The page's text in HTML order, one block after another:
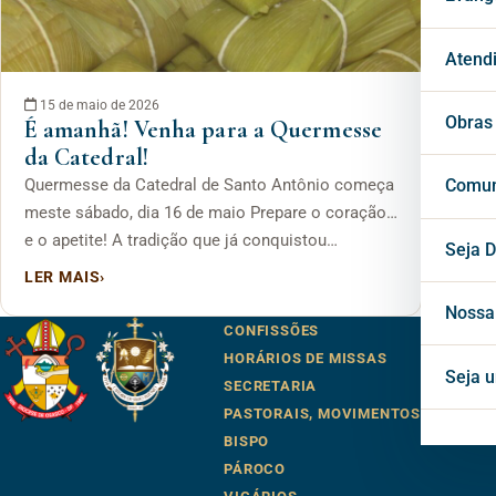
Blog
Seja
Seja
15 de maio de 2026
É amanhã! Venha para a Quermesse
da Catedral!
Quermesse da Catedral de Santo Antônio começa
meste sábado, dia 16 de maio Prepare o coração…
e o apetite! A tradição que já conquistou…
LER MAIS›
CONFISSÕES
HORÁRIOS DE MISSAS
SECRETARIA
PASTORAIS, MOVIMENTOS E
BISPO
PÁROCO